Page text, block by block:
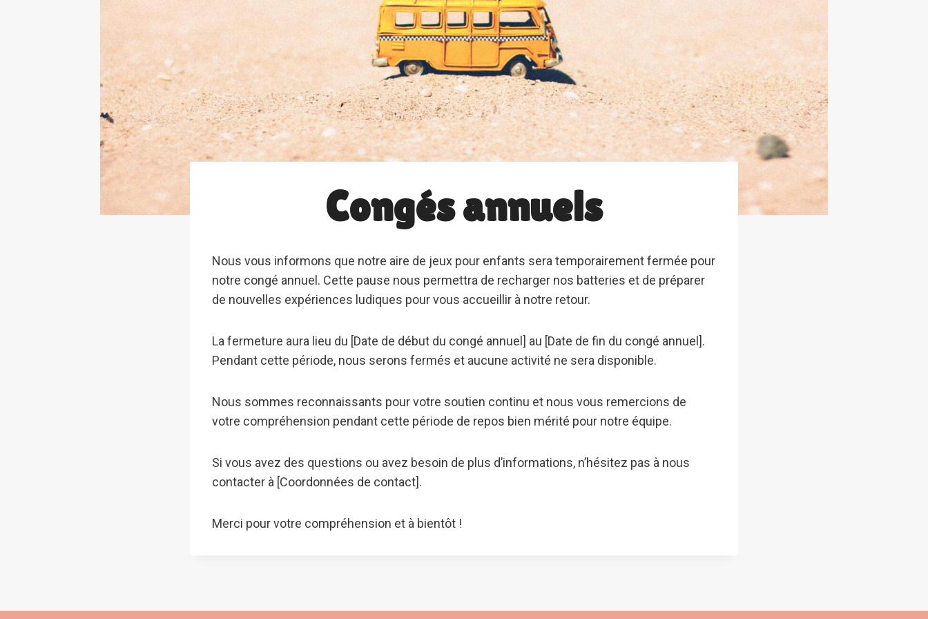
Congés annuels
Nous vous informons que notre aire de jeux pour enfants sera temporairement fermée pour
notre congé annuel. Cette pause nous permettra de recharger nos batteries et de préparer
de nouvelles expériences ludiques pour vous accueillir à notre retour.
La fermeture aura lieu du [Date de début du congé annuel] au [Date de fin du congé annuel].
Pendant cette période, nous serons fermés et aucune activité ne sera disponible.
Nous sommes reconnaissants pour votre soutien continu et nous vous remercions de
votre compréhension pendant cette période de repos bien mérité pour notre équipe.
Si vous avez des questions ou avez besoin de plus d’informations, n’hésitez pas à nous
contacter à [Coordonnées de contact].
Merci pour votre compréhension et à bientôt !